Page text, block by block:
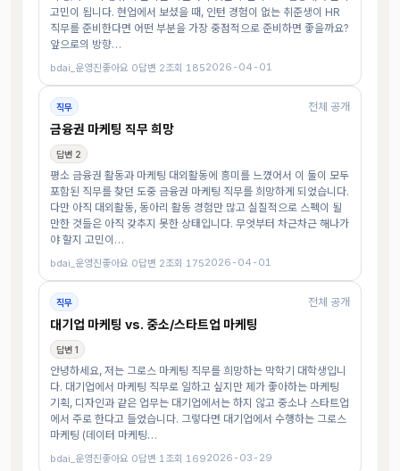
고민이 됩니다. 현업에서 보셨을 때, 인턴 경험이 없는 취준생이 HR
직무를 준비한다면 어떤 부분을 가장 중점적으로 준비하면 좋을까요?
앞으로의 방향…
bdai_운영진좋아요 0답변 2조회 1852026-04-01
직무 전체 공개
금융권 마케팅 직무 희망
답변 2
평소 금융권 활동과 마케팅 대외활동에 흥미를 느꼈어서 이 둘이 모두
포함된 직무를 찾던 도중 금융권 마케팅 직무를 희망하게 되었습니다.
다만 아직 대외활동, 동아리 활동 경험만 많고 실질적으로 스펙이 될
만한 것들은 아직 갖추지 못한 상태입니다. 무엇부터 차근차근 해나가
야 할지 고민이…
bdai_운영진좋아요 0답변 2조회 1752026-04-01
직무 전체 공개
대기업 마케팅 vs. 중소/스타트업 마케팅
답변 1
안녕하세요, 저는 그로스 마케팅 직무를 희망하는 막학기 대학생입니
다. 대기업에서 마케팅 직무로 일하고 싶지만 제가 좋아하는 마케팅
기획, 디자인과 같은 업무는 대기업에서는 하지 않고 중소나 스타트업
에서 주로 한다고 들었습니다. 그렇다면 대기업에서 수행하는 그로스
마케팅 (데이터 마케팅…
bdai_운영진좋아요 0답변 1조회 1692026-03-29